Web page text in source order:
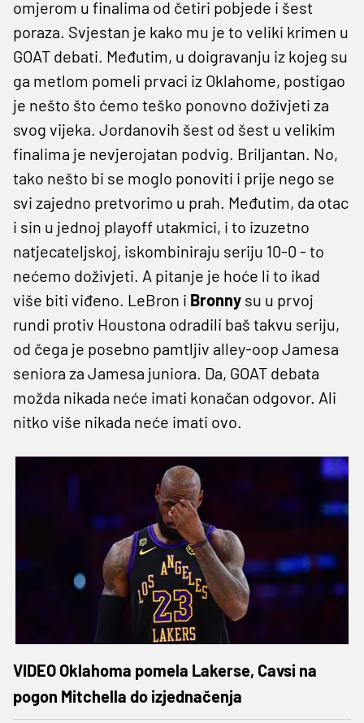
omjerom u finalima od četiri pobjede i šest
poraza. Svjestan je kako mu je to veliki krimen u
GOAT debati. Međutim, u doigravanju iz kojeg su
ga metlom pomeli prvaci iz Oklahome, postigao
je nešto što ćemo teško ponovno doživjeti za
svog vijeka. Jordanovih šest od šest u velikim
finalima je nevjerojatan podvig. Briljantan. No,
tako nešto bi se moglo ponoviti i prije nego se
svi zajedno pretvorimo u prah. Međutim, da otac
i sin u jednoj playoff utakmici, i to izuzetno
natjecateljskoj, iskombiniraju seriju 10-0 - to
nećemo doživjeti. A pitanje je hoće li to ikad
više biti viđeno. LeBron i Bronny su u prvoj
rundi protiv Houstona odradili baš takvu seriju,
od čega je posebno pamtljiv alley-oop Jamesa
seniora za Jamesa juniora. Da, GOAT debata
možda nikada neće imati konačan odgovor. Ali
nitko više nikada neće imati ovo.
VIDEO Oklahoma pomela Lakerse, Cavsi na
pogon Mitchella do izjednačenja